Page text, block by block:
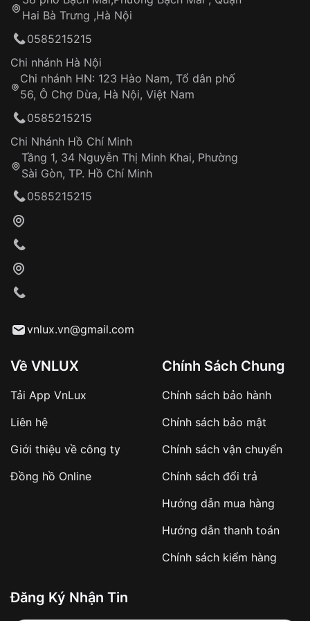
Hotline: 0585 215 215
Từ khóa SEO:
Khách hàng kiểm tra và thanh toán trực tiếp
Từ khóa SEO:
sản phẩm đặc biệt
hàng
Số tiền còn lại thanh toán khi nhận hàng hoặc
✔️ Đảm bảo xử lý đơn hàng nhanh chóng
✔️ Hạn chế tình trạng hủy đơn không mong
Từ khóa SEO:
Tự ý sửa chữa
thống VNLUX
Đảm bảo quyền lợi khách hàng
Đồng hành cùng khách hàng trong suốt quá
trình sử dụng
Hai Bà Trưng ,Hà Nội
0585215215
Chi nhánh Hà Nội
Chi nhánh HN: 123 Hào Nam, Tổ dân phố
56, Ô Chợ Dừa, Hà Nội, Việt Nam
0585215215
Chi Nhánh Hồ Chí Minh
Tầng 1, 34 Nguyễn Thị Minh Khai, Phường
Sài Gòn, TP. Hồ Chí Minh
0585215215
vnlux.vn@gmail.com
Về VNLUX
Tải App VnLux
Liên hệ
Giới thiệu về công ty
Đồng hồ Online
Chính Sách Chung
Chính sách bảo hành
Chính sách bảo mật
Chính sách vận chuyển
Chính sách đổi trả
Hướng dẫn mua hàng
Hướng dẫn thanh toán
Chính sách kiểm hàng
Đăng Ký Nhận Tin